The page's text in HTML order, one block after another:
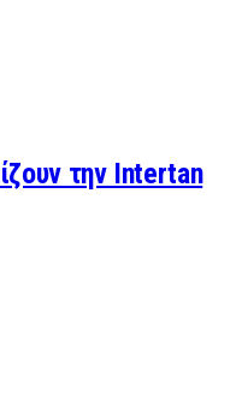
την Intertan